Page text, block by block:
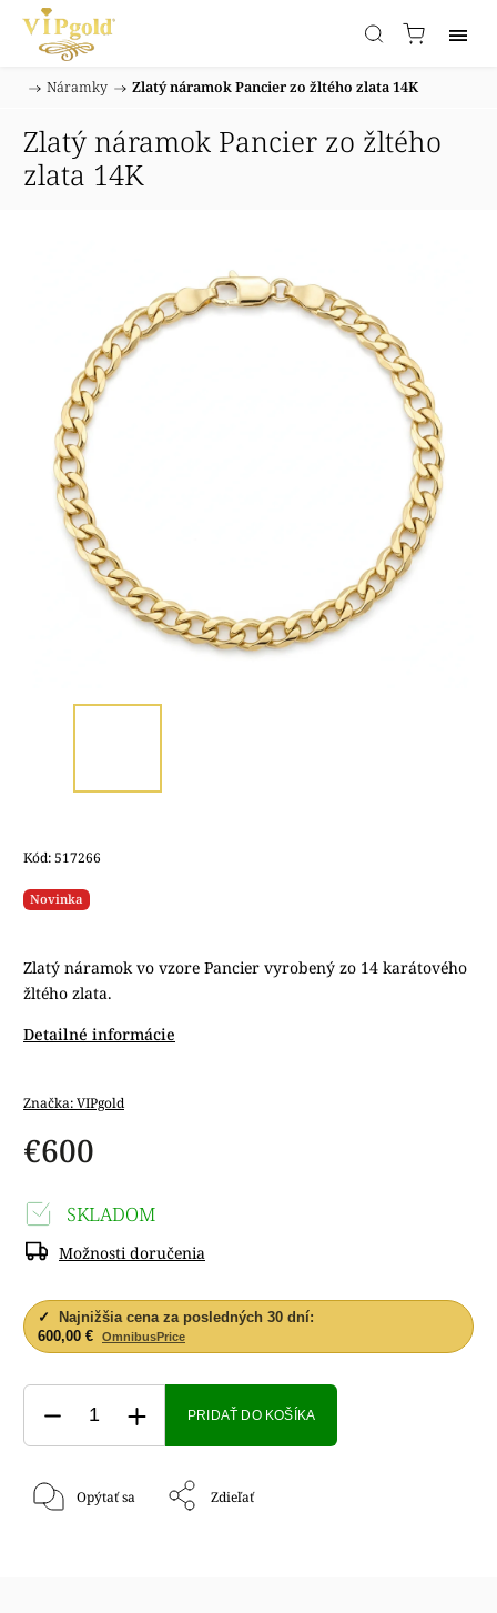
/ Náramky / Zlatý náramok Pancier zo žltého zlata 14K
Zlatý náramok Pancier zo žltého
zlata 14K
Kód:517266
Zlatý náramok vo vzore Pancier vyrobený zo 14 karátového
žltého zlata.
Detailné informácie
Novinka
Značka:VIPgold
€600
SKLADOM
Možnosti doručenia
✓
Najnižšia cena za posledných 30 dní:
600,00 €
OmnibusPrice
PRIDAŤ DO KOŠÍKA
Opýtať sa Zdieľať